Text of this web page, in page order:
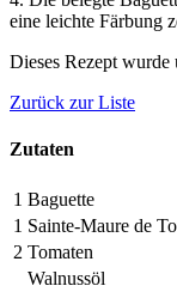
eine leichte Färbung
Dieses Rezept
Zurück zur Liste
Zutaten
1 Baguette
1 Sainte-Maure de
2 Tomaten
Walnussöl